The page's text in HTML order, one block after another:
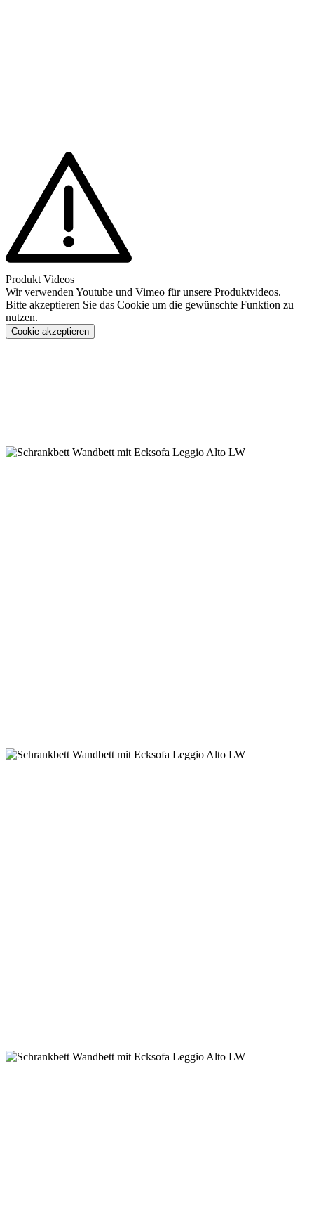
Produkt Videos
Wir verwenden Youtube und Vimeo für unsere Produktvideos.
Bitte akzeptieren Sie das Cookie um die gewünschte Funktion zu
nutzen.
Cookie akzeptieren